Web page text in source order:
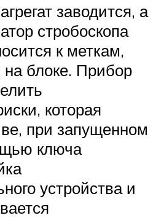
заводится, а
стробоскопа
к меткам,
блоке. Прибор
которая
при запущенном
ключа
устройства и